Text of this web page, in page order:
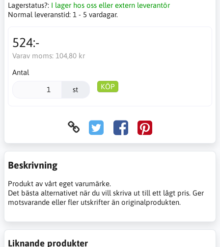
Lagerstatus?: I lager hos oss eller extern leverantör
Normal leveranstid: 1 - 5 vardagar.
524:-
Varav moms: 104,80 kr
Antal
st KÖP
Beskrivning
Produkt av vårt eget varumärke.
Det bästa alternativet när du vill skriva ut till ett lågt pris. Ger
motsvarande eller fler utskrifter än originalprodukten.
Liknande produkter